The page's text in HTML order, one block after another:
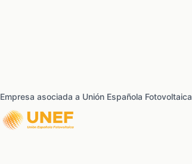
Empresa asociada a Unión Española Fotovoltaica